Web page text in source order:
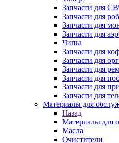
Запчасти для
Запчасти для
Запчасти для
Запчасти для
Чипы
Запчасти для
Запчасти для
Запчасти для
Запчасти для
Запчасти для
Запчасти для
Материалы для
Назад
Материалы для
Масла
Очистители